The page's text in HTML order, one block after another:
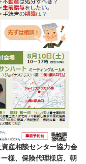
産相談センター協力会
様、保険代理様店、朝